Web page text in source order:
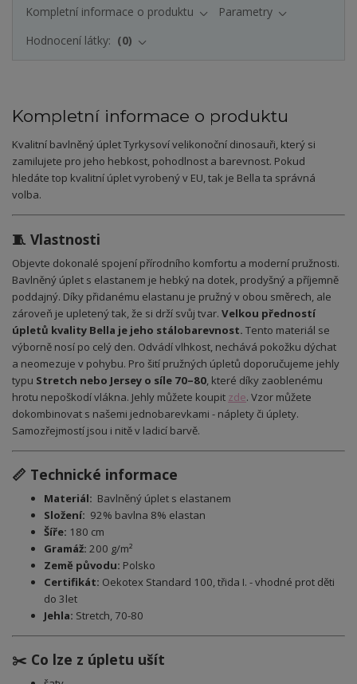
Kompletní informace o produktu
Parametry
Hodnocení látky:
0
Kompletní informace o produktu
Kvalitní bavlněný úplet Tyrkysoví velikonoční dinosauři, který si
zamilujete pro jeho hebkost, pohodlnost a barevnost. Pokud
hledáte top kvalitní úplet vyrobený v EU, tak je Bella ta správná
volba.
🧵 Vlastnosti
Objevte dokonalé spojení přírodního komfortu a moderní pružnosti.
Bavlněný úplet s elastanem je hebký na dotek, prodyšný a příjemně
poddajný. Díky přidanému elastanu je pružný v obou směrech, ale
zároveň je upletený tak, že si drží svůj tvar. Velkou předností
úpletů kvality Bella je jeho stálobarevnost. Tento materiál se
výborně nosí po celý den. Odvádí vlhkost, nechává pokožku dýchat
a neomezuje v pohybu. Pro šití pružných úpletů doporučujeme jehly
typu Stretch nebo Jersey o síle 70–80 , které díky zaoblenému
hrotu nepoškodí vlákna. Jehly můžete koupit zde. Vzor můžete
dokombinovat s našemi jednobarevkami - náplety či úplety.
Samozřejmostí jsou i nitě v ladicí barvě.
📏 Technické informace
Materiál: Bavlněný úplet s elastanem
Složení: 92% bavlna 8% elastan
Šíře: 180 cm
Gramáž: 200 g/m²
Země původu: Polsko
Certifikát: Oekotex Standard 100, třida I. - vhodné prot děti
do 3let
Jehla: Stretch, 70-80
✂️ Co lze z úpletu ušít